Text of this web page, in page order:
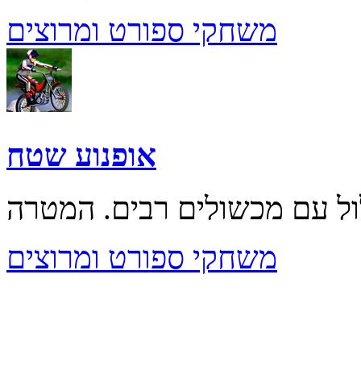
משחקי ספורט ומרוצים
אופנוע שטח
משחקי ספורט ומרוצים